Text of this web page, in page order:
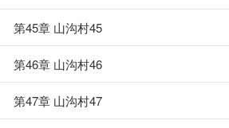
第45章 山沟村45
第46章 山沟村46
第47章 山沟村47